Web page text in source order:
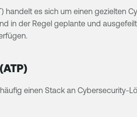
handelt es sich um einen gezielten
in der Regel geplante und
einen Stack an